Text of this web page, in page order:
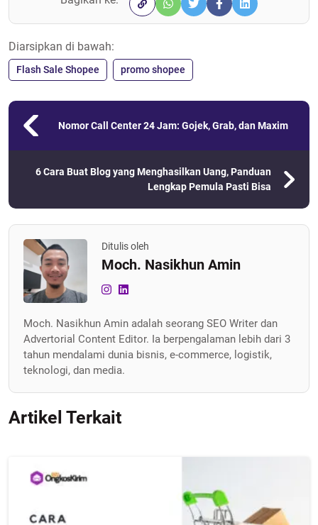
Diarsipkan di bawah:
Flash Sale Shopee promo shopee
Nomor Call Center 24 Jam: Gojek, Grab, dan Maxim
6 Cara Buat Blog yang Menghasilkan Uang, Panduan
Lengkap Pemula Pasti Bisa
Ditulis oleh
Moch. Nasikhun Amin
Moch. Nasikhun Amin adalah seorang SEO Writer dan
Advertorial Content Editor. Ia berpengalaman lebih dari 3
tahun mendalami dunia bisnis, e-commerce, logistik,
teknologi, dan media.
Artikel Terkait